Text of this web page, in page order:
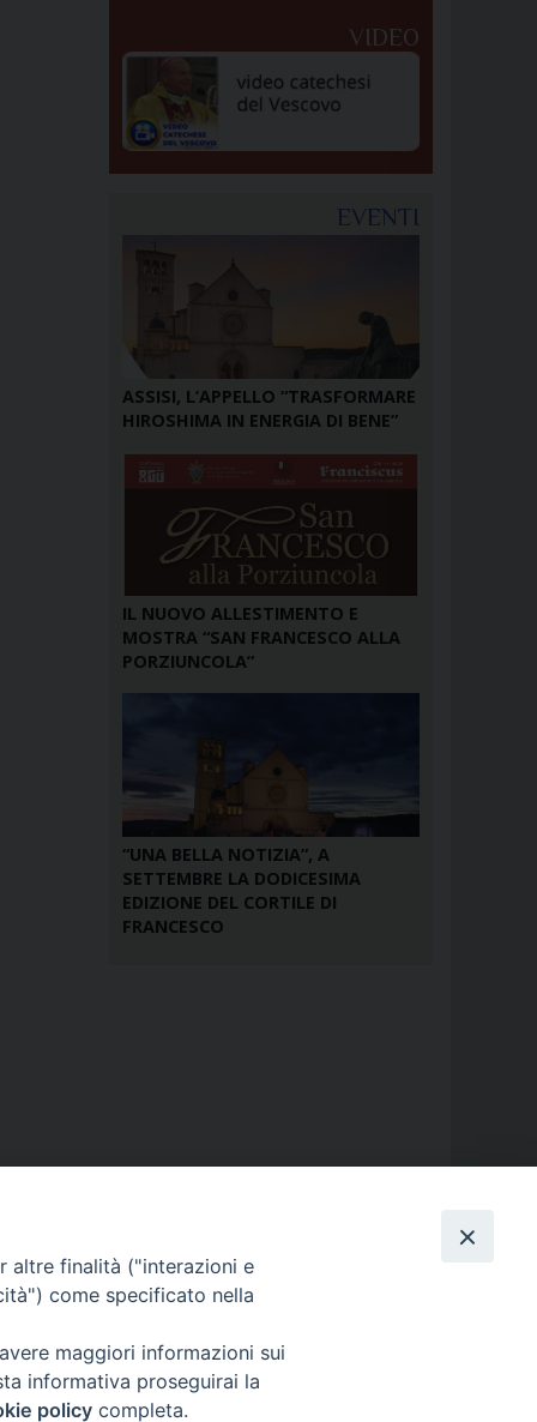
VIDEO
EVENTI
ASSISI, L’APPELLO “TRASFORMARE
HIROSHIMA IN ENERGIA DI BENE”
IL NUOVO ALLESTIMENTO E
MOSTRA “SAN FRANCESCO ALLA
PORZIUNCOLA”
“UNA BELLA NOTIZIA”, A
SETTEMBRE LA DODICESIMA
EDIZIONE DEL CORTILE DI
FRANCESCO
altre finalità ("interazioni e
come specificato nella
maggiori informazioni sui
informativa proseguirai la
policy completa.